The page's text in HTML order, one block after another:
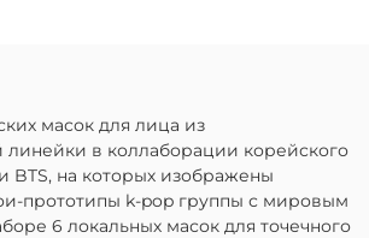
масок для лица из
в коллаборации корейского
BTS, на которых изображены
прототипы k-pop группы с мировым
6 локальных масок для точечного